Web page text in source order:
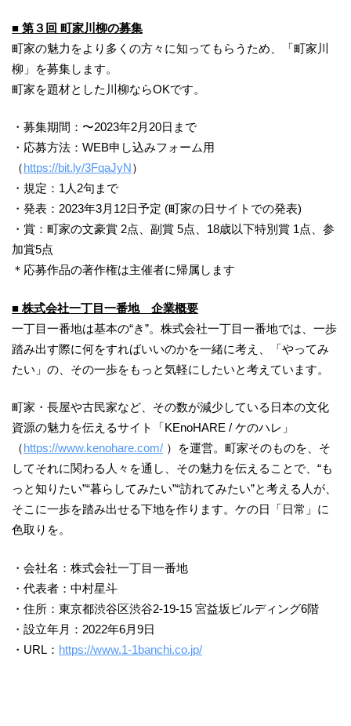
■ 第３回 町家川柳の募集
町家の魅力をより多くの方々に知ってもらうため、「町家川
柳」を募集します。
町家を題材とした川柳ならOKです。
・募集期間：〜2023年2月20日まで
・応募方法：WEB申し込みフォーム用
（https://bit.ly/3FqaJyN）
・規定：1人2句まで
・発表：2023年3月12日予定 (町家の日サイトでの発表)
・賞：町家の文豪賞 2点、副賞 5点、18歳以下特別賞 1点、参
加賞5点
＊応募作品の著作権は主催者に帰属します
■ 株式会社一丁目一番地 企業概要
一丁目一番地は基本の“き”。株式会社一丁目一番地では、一歩
踏み出す際に何をすればいいのかを一緒に考え、「やってみ
たい」の、その一歩をもっと気軽にしたいと考えています。
町家・長屋や古民家など、その数が減少している日本の文化
資源の魅力を伝えるサイト「KEnoHARE / ケのハレ」
（https://www.kenohare.com/ ）を運営。町家そのものを、そ
してそれに関わる人々を通し、その魅力を伝えることで、“も
っと知りたい”“暮らしてみたい”“訪れてみたい”と考える人が、
そこに一歩を踏み出せる下地を作ります。ケの日「日常」に
色取りを。
・会社名：株式会社一丁目一番地
・代表者：中村星斗
・住所：東京都渋谷区渋谷2-19-15 宮益坂ビルディング6階
・設立年月：2022年6月9日
・URL： https://www.1-1banchi.co.jp/